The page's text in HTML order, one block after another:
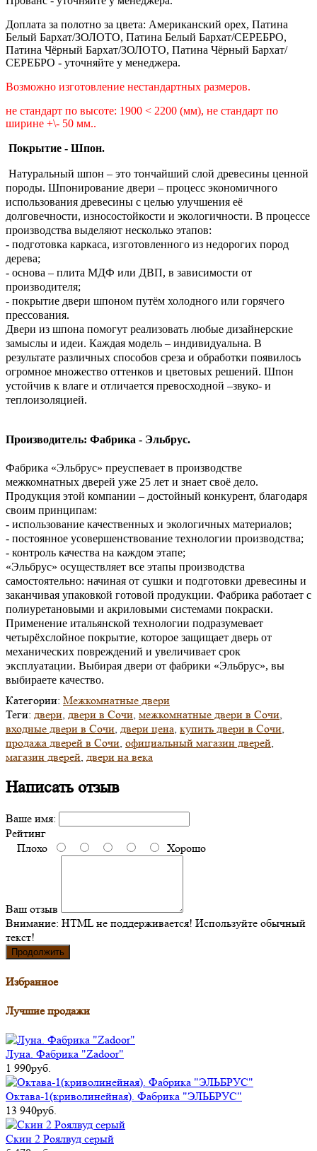
Доплата за полотно за цвета: Американский орех, Патина
Белый Бархат/ЗОЛОТО, Патина Белый Бархат/СЕРЕБРО,
Патина Чёрный Бархат/ЗОЛОТО, Патина Чёрный Бархат/
СЕРЕБРО - уточняйте у менеджера.
Возможно изготовление нестандартных размеров.
не стандарт по высоте: 1900 < 2200 (мм), не стандарт по
ширине +\- 50 мм..
Покрытие - Шпон.
Натуральный шпон – это тончайший слой древесины ценной
породы. Шпонирование двери – процесс экономичного
использования древесины с целью улучшения её
долговечности, износостойкости и экологичности. В процессе
производства выделяют несколько этапов:
- подготовка каркаса, изготовленного из недорогих пород
дерева;
- основа – плита МДФ или ДВП, в зависимости от
производителя;
- покрытие двери шпоном путём холодного или горячего
прессования.
Двери из шпона помогут реализовать любые дизайнерские
замыслы и идеи. Каждая модель – индивидуальна. В
результате различных способов среза и обработки появилось
огромное множество оттенков и цветовых решений. Шпон
устойчив к влаге и отличается превосходной –звуко- и
теплоизоляцией.
Производитель: Фабрика - Эльбрус.
Фабрика «Эльбрус» преуспевает в производстве
межкомнатных дверей уже 25 лет и знает своё дело.
Продукция этой компании – достойный конкурент, благодаря
своим принципам:
- использование качественных и экологичных материалов;
- постоянное усовершенствование технологии производства;
- контроль качества на каждом этапе;
«Эльбрус» осуществляет все этапы производства
самостоятельно: начиная от сушки и подготовки древесины и
заканчивая упаковкой готовой продукции. Фабрика работает с
полиуретановыми и акриловыми системами покраски.
Применение итальянской технологии подразумевает
четырёхслойное покрытие, которое защищает дверь от
механических повреждений и увеличивает срок
эксплуатации. Выбирая двери от фабрики «Эльбрус», вы
выбираете качество.
Категории: Межкомнатные двери
Теги: двери двери в Сочи межкомнатные двери в Сочи
входные двери в Сочи двери цена купить двери в Сочи
продажа дверей в Сочи официальный магазин дверей
магазин дверей двери на века
Написать отзыв
Ваше имя:
Рейтинг
Плохо
Хорошо
Ваш отзыв
Внимание: HTML не поддерживается! Используйте обычный
текст!
Продолжить
Избранное
Лучшие продажи
Луна. Фабрика "Zadoor"
1 990руб.
Октава-1(криволинейная). Фабрика "ЭЛЬБРУС"
13 940руб.
Скин 2 Роялвуд серый